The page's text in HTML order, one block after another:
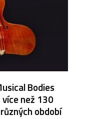
Bodies
než 130
období